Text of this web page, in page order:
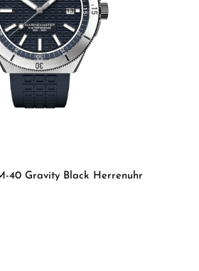
40 Gravity Black Herrenuhr